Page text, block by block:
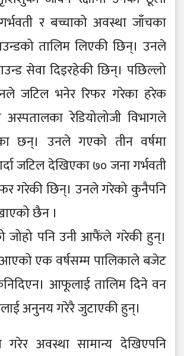
र बच्चाको अवस्था जाँचका
तालिम लिएकी छिन्। उनले
सेवा दिइरहेकी छिन्। पछिल्लो
जटिल भनेर रिफर गरेका हरेक
रेडियोलोजी विभागले
छन्। उनले गएको तीन वर्षमा
जटिल देखिएका ७० जना गर्भवती
गरेकी छिन्। उनले गरेको कुनैपनि
छैन ।
जोहो पनि उनी आफैंले गरेकी हुन्।
एक वर्षसम्म पालिकाले बजेट
आफूलाई तालिम दिने वन
अनुनय गरेरै जुटाएकी हुन्।
गरेर अवस्था सामान्य देखिएपनि